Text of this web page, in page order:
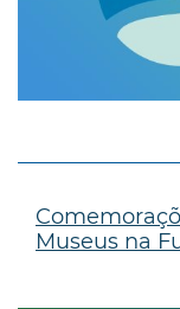
Museus na